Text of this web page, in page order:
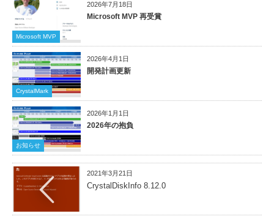
2026年7月18日
Microsoft MVP
Microsoft MVP 再受賞
2026年4月1日
CrystalMark
開発計画更新
2026年1月1日
お知らせ
2026年の抱負
2021年3月21日
CrystalDiskInfo 8.12.0